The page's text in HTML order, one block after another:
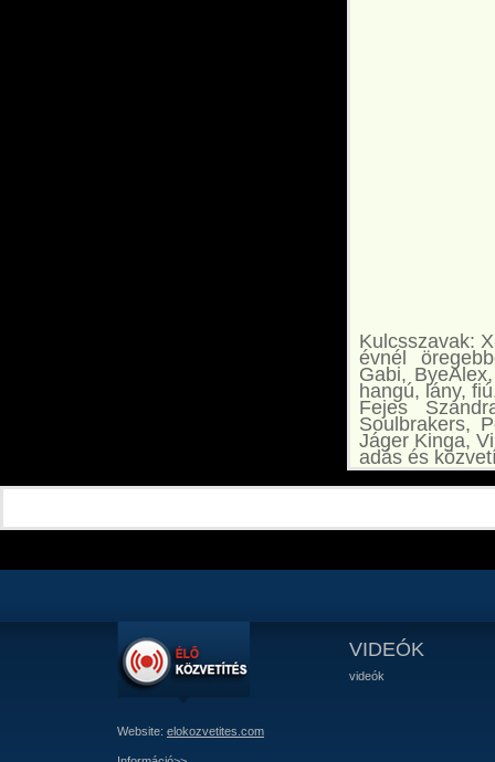
Kulcsszavak:
évnél
Gabi,
hangú, lány,
Fejes
Soulbrakers,
Jáger Kinga,
adás és
Website: elokozvetites.com
VIDEÓK
videók